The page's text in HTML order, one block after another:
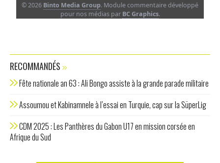
© 2026 Binto Media Group. Module commentaire développé
pour nos médias par BC Graphics.
RECOMMANDÉS
Fête nationale an 63 : Ali Bongo assiste à la grande parade militaire
Assoumou et Kabinamnele à l’essai en Turquie, cap sur la SüperLig
CDM 2025 : Les Panthères du Gabon U17 en mission corsée en
Afrique du Sud